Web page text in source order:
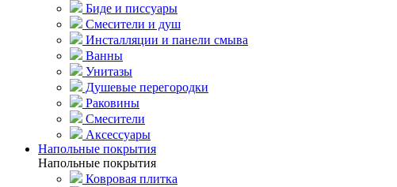
Биде и писсуары
Смесители и душ
Инсталляции и панели смыва
Ванны
Унитазы
Душевые перегородки
Раковины
Смесители
Аксессуары
Напольные покрытия
Напольные покрытия
Ковровая плитка